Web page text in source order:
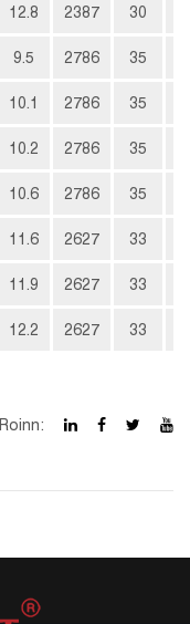
12.8 2387 30
9.5 2786 35
10.1 2786 35
10.2 2786 35
10.6 2786 35
11.6 2627 33
11.9 2627 33
12.2 2627 33
Roinn: